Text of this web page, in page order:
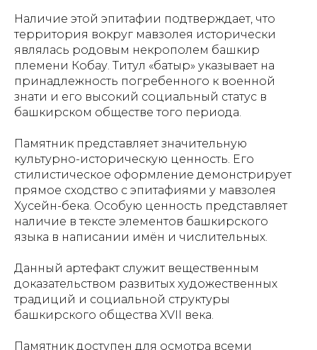
Наличие этой эпитафии подтверждает, что
территория вокруг мавзолея исторически
являлась родовым некрополем башкир
племени Кобау. Титул «батыр» указывает на
принадлежность погребенного к военной
знати и его высокий социальный статус в
башкирском обществе того периода.
Памятник представляет значительную
культурно-историческую ценность. Его
стилистическое оформление демонстрирует
прямое сходство с эпитафиями у мавзолея
Хусейн-бека. Особую ценность представляет
наличие в тексте элементов башкирского
языка в написании имён и числительных.
Данный артефакт служит вещественным
доказательством развитых художественных
традиций и социальной структуры
башкирского общества XVII века.
Памятник доступен для осмотра всеми